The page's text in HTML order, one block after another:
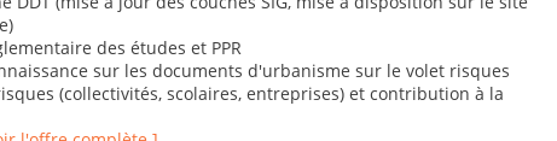
des études et PPR
sur les documents d'urbanisme sur le volet risques
(collectivités, scolaires, entreprises) et contribution à la